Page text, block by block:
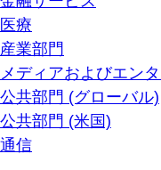
医療
産業部門
メディアおよびエン
公共部門 (グローバル)
公共部門 (米国)
通信